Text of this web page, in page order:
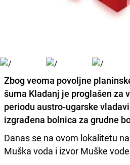
Zbog veoma povoljne
šuma Kladanj je proglašen za
periodu austro-ugarske
izgrađena bolnica za grudne
Danas se na ovom lokalitetu
Muška voda i izvor Muške